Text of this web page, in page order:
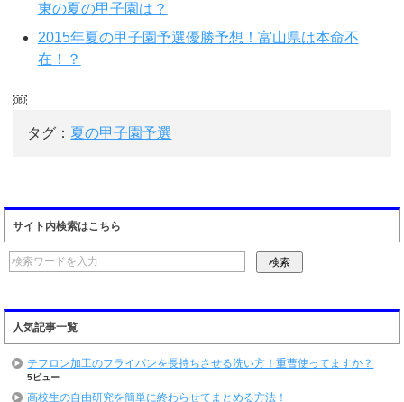
東の夏の甲子園は？
2015年夏の甲子園予選優勝予想！富山県は本命不
在！？
￼
タグ： 夏の甲子園予選
サイト内検索はこちら
人気記事一覧
テフロン加工のフライパンを長持ちさせる洗い方！重曹使ってますか？
5ビュー
高校生の自由研究を簡単に終わらせてまとめる方法！